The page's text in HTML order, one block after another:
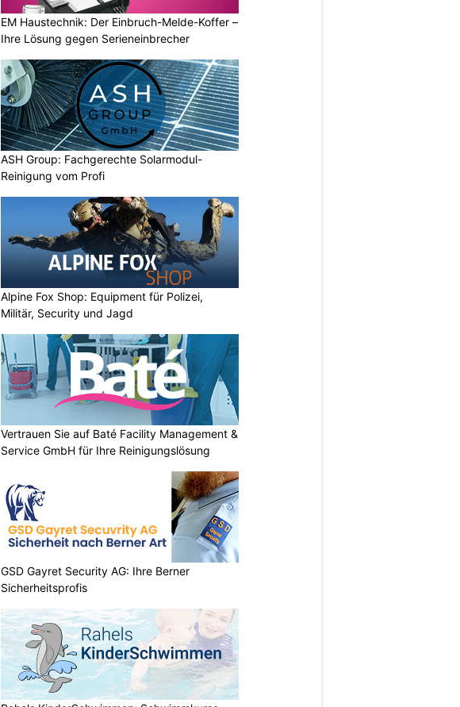
EM Haustechnik: Der Einbruch-Melde-Koffer –
Ihre Lösung gegen Serieneinbrecher
ASH Group: Fachgerechte Solarmodul-
Reinigung vom Profi
Alpine Fox Shop: Equipment für Polizei,
Militär, Security und Jagd
Vertrauen Sie auf Baté Facility Management &
Service GmbH für Ihre Reinigungslösung
GSD Gayret Security AG: Ihre Berner
Sicherheitsprofis